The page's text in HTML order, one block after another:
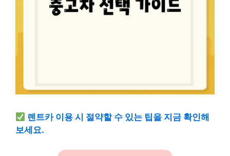
렌트카 이용 시 절약할 수 있는 팁을 지금 확인해
보세요.